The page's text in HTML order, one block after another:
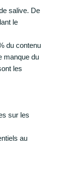
salive. De
le
du contenu
manque du
les
sur les
au